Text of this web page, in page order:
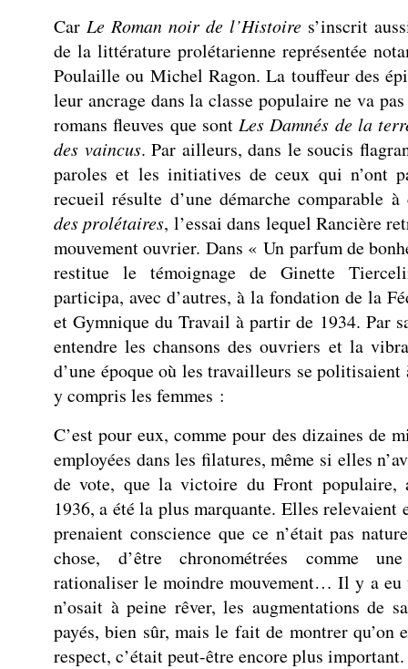
Car Le Roman noir de l’Histoire s’inscrit
de la littérature prolétarienne représentée
Poulaille ou Michel Ragon. La touffeur des
leur ancrage dans la classe populaire ne va
romans fleuves que sontLes Damnés de la
des vaincus. Par ailleurs, dans le soucis
paroles et les initiatives de ceux qui n’ont
recueil résulte d’une démarche comparable
des prolétaires, l’essai dans lequel Rancière
mouvement ouvrier. Dans « Un parfum de
restitue le témoignage de Ginette
participa, avec d’autres, à la fondation de la
et Gymnique du Travail à partir de 1934. Par
entendre les chansons des ouvriers et la
d’une époque où les travailleurs se politisaient
y compris les femmes :
C’est pour eux, comme pour des dizaines de
employées dans les filatures, même si elles
de vote, que la victoire du Front populaire,
1936, a été la plus marquante. Elles relevaient
prenaient conscience que ce n’était pas
chose, d’être chronométrées comme
rationaliser le moindre mouvement… Il y a eu
n’osait à peine rêver, les augmentations de
payés, bien sûr, mais le fait de montrer qu’on
respect, c’était peut-être encore plus important.